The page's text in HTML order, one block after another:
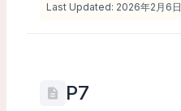
Last Updated: 2026年2月6日
P7